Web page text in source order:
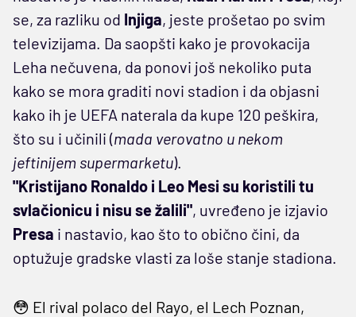
se, za razliku od Injiga, jeste prošetao po svim
televizijama. Da saopšti kako je provokacija
Leha nečuvena, da ponovi još nekoliko puta
kako se mora graditi novi stadion i da objasni
kako ih je UEFA naterala da kupe 120 peškira,
što su i učinili (mada verovatno u nekom
jeftinijem supermarketu).
"Kristijano Ronaldo i Leo Mesi su koristili tu
svlačionicu i nisu se žalili", uvređeno je izjavio
Presa i nastavio, kao što to obično čini, da
optužuje gradske vlasti za loše stanje stadiona.
😳 El rival polaco del Rayo, el Lech Poznan,